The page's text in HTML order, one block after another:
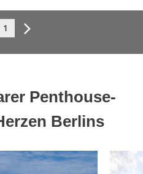
1
Penthouse-
Berlins